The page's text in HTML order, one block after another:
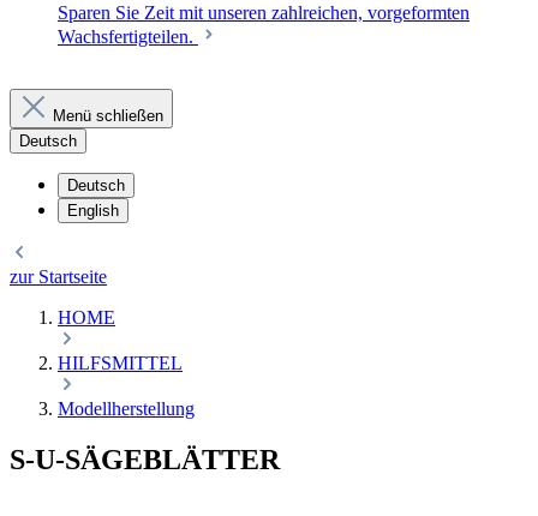
Sparen Sie Zeit mit unseren zahlreichen, vorgeformten
Wachsfertigteilen.
Menü schließen
Deutsch
Deutsch
English
zur Startseite
HOME
HILFSMITTEL
Modellherstellung
S-U-SÄGEBLÄTTER